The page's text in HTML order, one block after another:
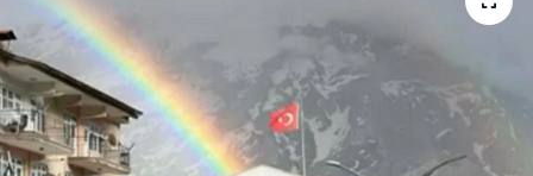
Magazin
Politika
Resmi İlanlar